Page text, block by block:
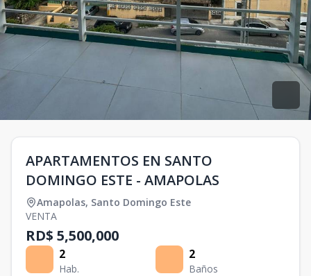
APARTAMENTOS EN SANTO
DOMINGO ESTE - AMAPOLAS
Amapolas, Santo Domingo Este
VENTA
RD$ 5,500,000
2
Hab.
2
Baños